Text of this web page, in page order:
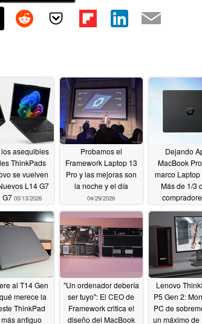
asequibles
ThinkPads
se vuelven
L14 G7
G7 05/13/2026
Probamos el
Framework Laptop 13
Pro y las mejoras son
la noche y el día
04/29/2026
Dejando
MacBook
marco Laptop
Más de 1/3
ex-
04/27/
al T14 Gen
merece la
ThinkPad
antiguo
"Un ordenador debería
ser tuyo": El CEO de
Framework critica el
diseño del MacBook
Lenovo
P5 Gen 2:
PC de
un máximo de